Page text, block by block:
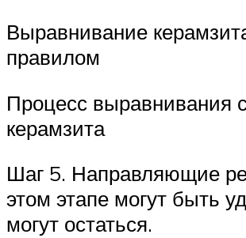
Выравнивание
правилом
Процесс выравнивания
керамзита
Шаг 5. Направляющие
этом этапе могут быть
могут остаться.